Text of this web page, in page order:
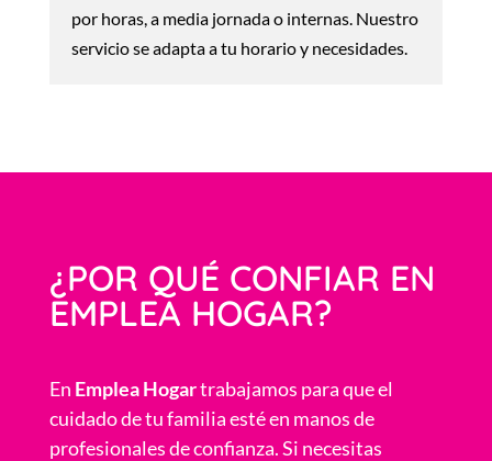
por horas, a media jornada o internas. Nuestro
servicio se adapta a tu horario y necesidades.
¿POR QUÉ CONFIAR EN
EMPLEA HOGAR?
En Emplea Hogartrabajamos para que el
cuidado de tu familia esté en manos de
profesionales de confianza. Si necesitas